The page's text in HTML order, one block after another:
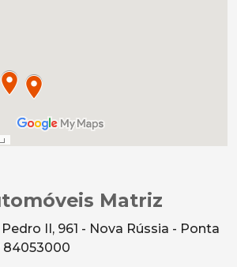
Matriz
II, 961 - Nova Rússia - Ponta
84053000